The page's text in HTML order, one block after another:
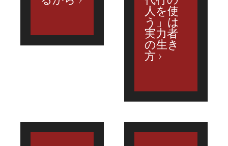
人を使
う」は
実力者
の生き
方